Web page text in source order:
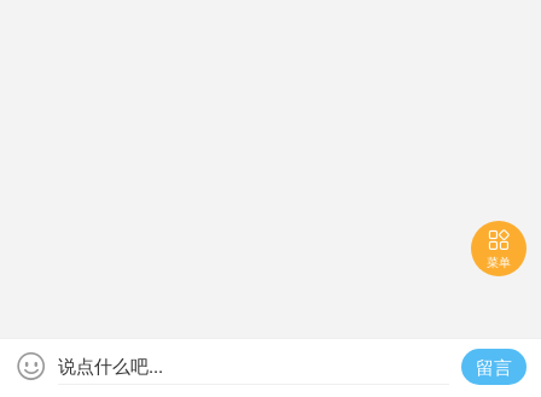
 说点什么吧... 留言

菜单